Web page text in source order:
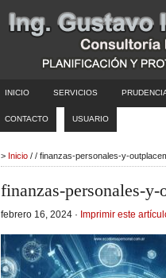
INICIO SERVICIOS
CONTACTO USUARIO
> Inicio / / finanzas-personales-y-
finanzas-personales-
febrero 16, 2024 · Imprimir este